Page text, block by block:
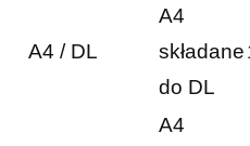
A4 / DL
A4
składane
do DL
A4